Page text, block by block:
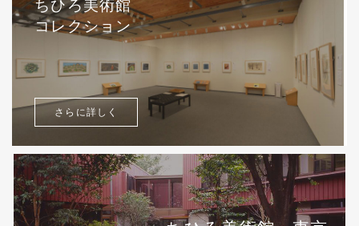
コレクション
さらに詳しく